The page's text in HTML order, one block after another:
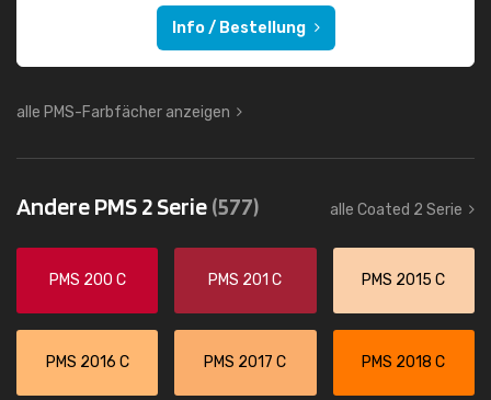
Info / Bestellung
alle PMS-Farbfächer anzeigen
Andere PMS 2 Serie(577) alle Coated 2 Serie
PMS 200 C PMS 201 C PMS 2015 C
PMS 2016 C PMS 2017 C PMS 2018 C